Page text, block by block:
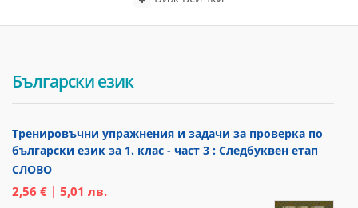
Български език
Тренировъчни упражнения и задачи за проверка по
български език за 1. клас - част 3 : Следбуквен етап
СЛОВО
2,56 € | 5,01 лв.